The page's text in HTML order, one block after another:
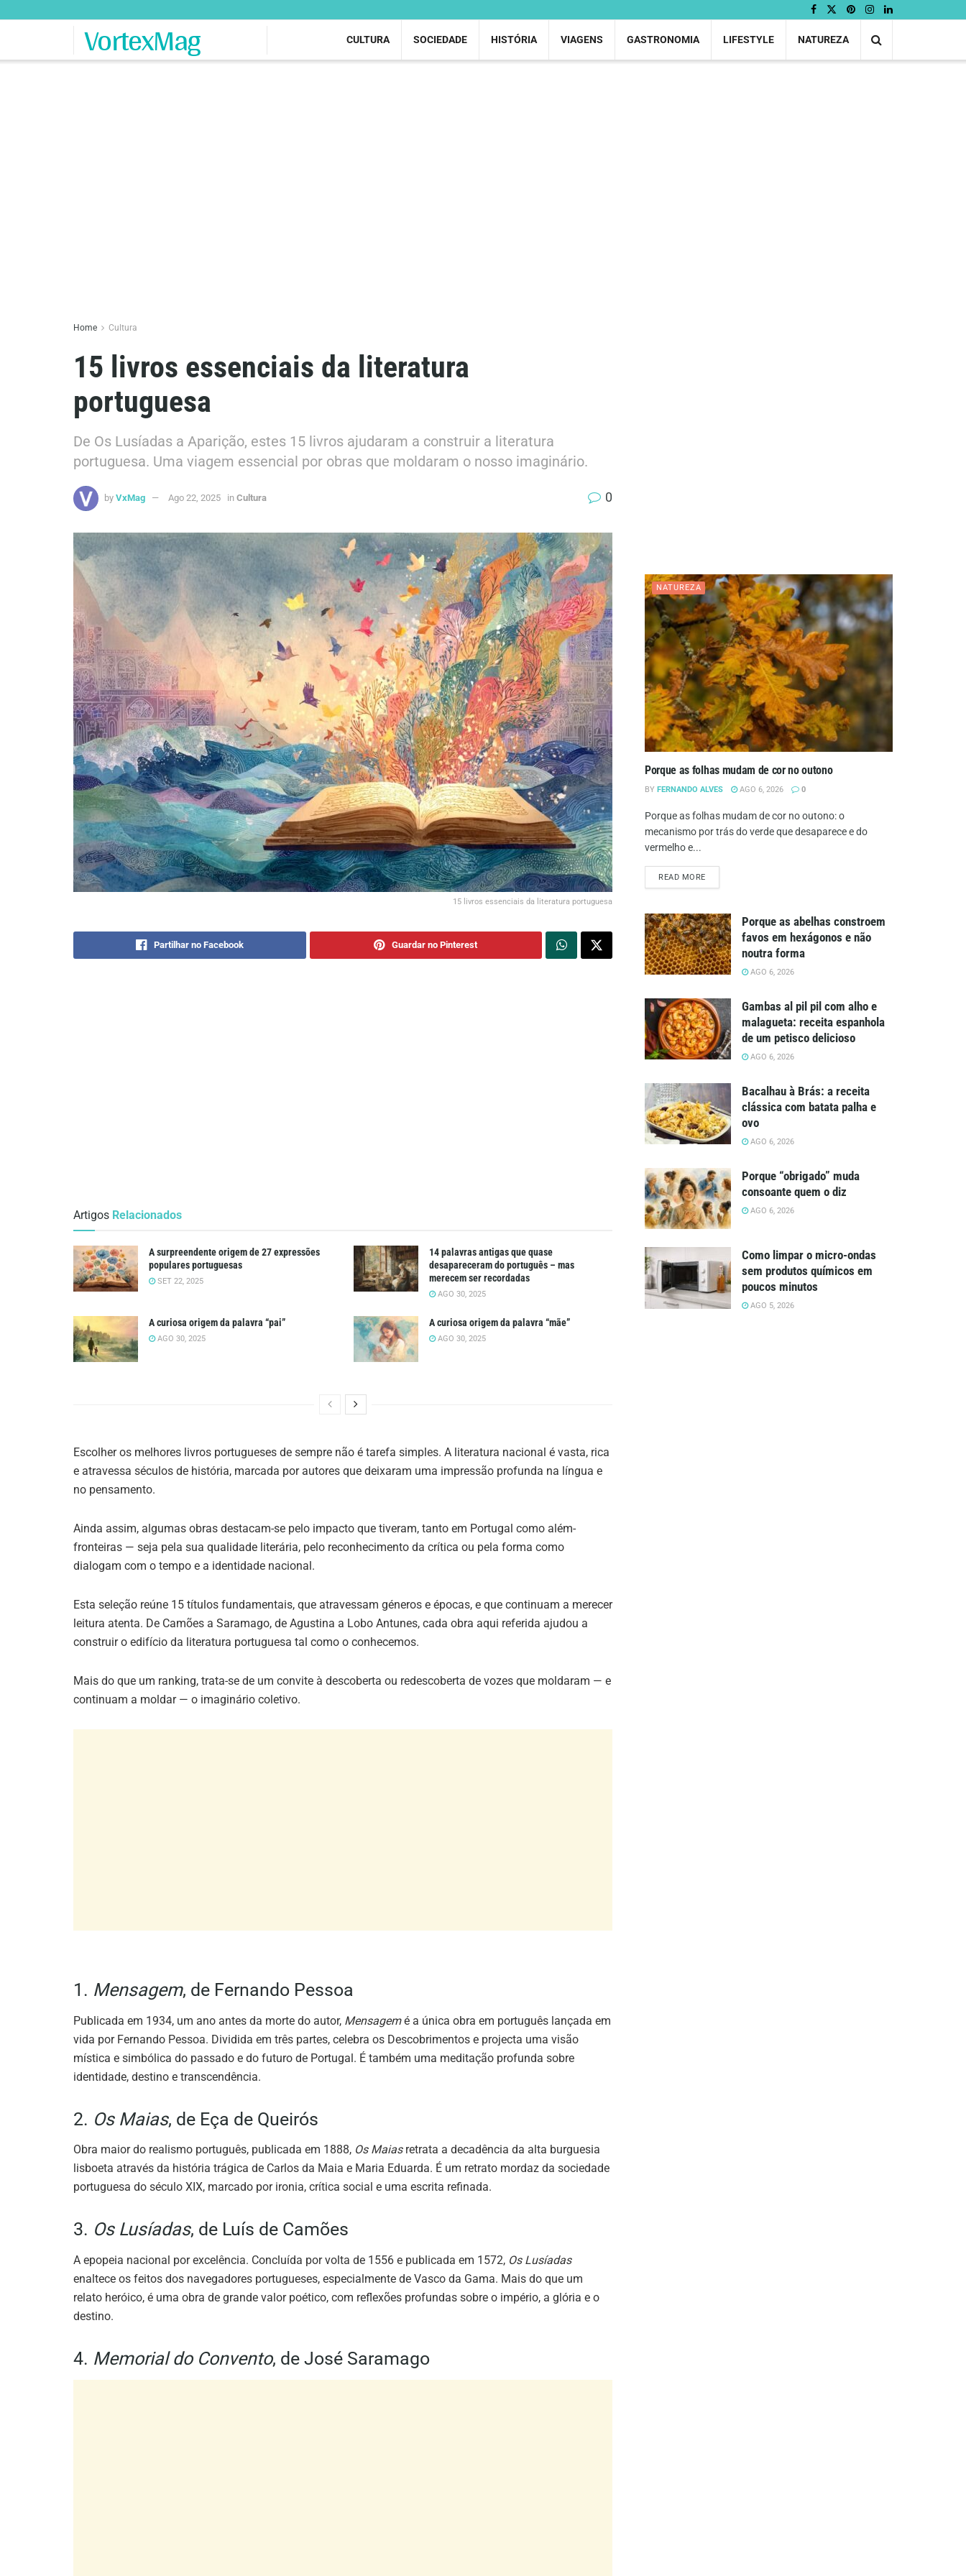
VortexMag CULTURA SOCIEDADE HISTÓRIA VIAGENS GASTRONOMIA LIFESTYLE NATUREZA
Home Cultura
15 livros essenciais da literatura
portuguesa
De Os Lusíadas a Aparição, estes 15 livros ajudaram a construir a literatura
portuguesa. Uma viagem essencial por obras que moldaram o nosso imaginário.
by VxMag Ago 22, 2025 in Cultura 0
15 livros essenciais da literatura portuguesa
Partilhar no Facebook Guardar no Pinterest
Artigos Relacionados
A surpreendente origem de 27 expressões
populares portuguesas
SET 22, 2025
14 palavras antigas que quase
desapareceram do português – mas
merecem ser recordadas
AGO 30, 2025
A curiosa origem da palavra “pai”
AGO 30, 2025
A curiosa origem da palavra “mãe”
AGO 30, 2025
Escolher os melhores livros portugueses de sempre não é tarefa simples. A literatura nacional é vasta, rica
e atravessa séculos de história, marcada por autores que deixaram uma impressão profunda na língua e
no pensamento.
Ainda assim, algumas obras destacam-se pelo impacto que tiveram, tanto em Portugal como além-
fronteiras — seja pela sua qualidade literária, pelo reconhecimento da crítica ou pela forma como
dialogam com o tempo e a identidade nacional.
Esta seleção reúne 15 títulos fundamentais, que atravessam géneros e épocas, e que continuam a merecer
leitura atenta. De Camões a Saramago, de Agustina a Lobo Antunes, cada obra aqui referida ajudou a
construir o edifício da literatura portuguesa tal como o conhecemos.
Mais do que um ranking, trata-se de um convite à descoberta ou redescoberta de vozes que moldaram — e
continuam a moldar — o imaginário coletivo.
Publicada em 1934, um ano antes da morte do autor,Mensagem
mística e simbólica do passado e do futuro de Portugal. É também uma meditação profunda sobre
identidade, destino e transcendência.
Obra maior do realismo português, publicada em 1888,
portuguesa do século XIX, marcado por ironia, crítica social e uma escrita refinada.
A epopeia nacional por excelência. Concluída por volta de 1556 e publicada em 1572,
relato heróico, é uma obra de grande valor poético, com reflexões profundas sobre o império, a glória e o
destino.
NATUREZA
Porque as folhas mudam de cor no outono
BY FERNANDO ALVES AGO 6, 2026 0
Porque as folhas mudam de cor no outono: o
mecanismo por trás do verde que desaparece e do
vermelho e...
READ MOREDETAILS
Porque as abelhas constroem
favos em hexágonos e não
noutra forma
AGO 6, 2026
Gambas al pil pil com alho e
malagueta: receita espanhola
de um petisco delicioso
AGO 6, 2026
Bacalhau à Brás: a receita
clássica com batata palha e
ovo
AGO 6, 2026
Porque “obrigado” muda
consoante quem o diz
AGO 6, 2026
Como limpar o micro-ondas
sem produtos químicos em
poucos minutos
AGO 5, 2026